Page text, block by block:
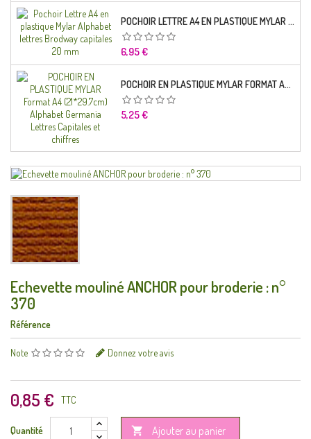
POCHOIR LETTRE A4 EN PLASTIQUE MYLAR ALPHABET LETTRES BRODWAY CAPITALES 20 MM
Prix
6,95 €
POCHOIR EN PLASTIQUE MYLAR FORMAT A4 (21*29.7CM) ALPHABET GERMANICA LETTRES CAPITALES ET CHIFFRES
Prix
5,25 €
Echevette mouliné ANCHOR pour broderie : n°
370
Référence
Note Donnez votre avis
0,85 € TTC
Quantité  Ajouter au panier